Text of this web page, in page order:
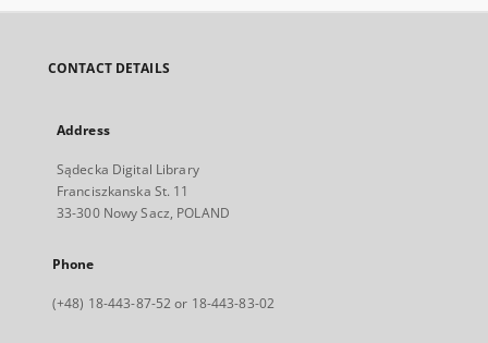
CONTACT DETAILS
Address
Sądecka Digital Library
Franciszkanska St. 11
33-300 Nowy Sacz, POLAND
Phone
(+48) 18-443-87-52 or 18-443-83-02